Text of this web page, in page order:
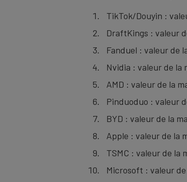
TikTok/Douyin :
DraftKings : valeur
Fanduel : valeur de
Nvidia : valeur de la
AMD : valeur de la
Pinduoduo : valeur
BYD : valeur de la
Apple : valeur de la
TSMC : valeur de la
Microsoft : valeur de